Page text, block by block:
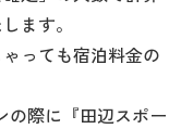
ます。
っても宿泊料金の
の際に『田辺スポー